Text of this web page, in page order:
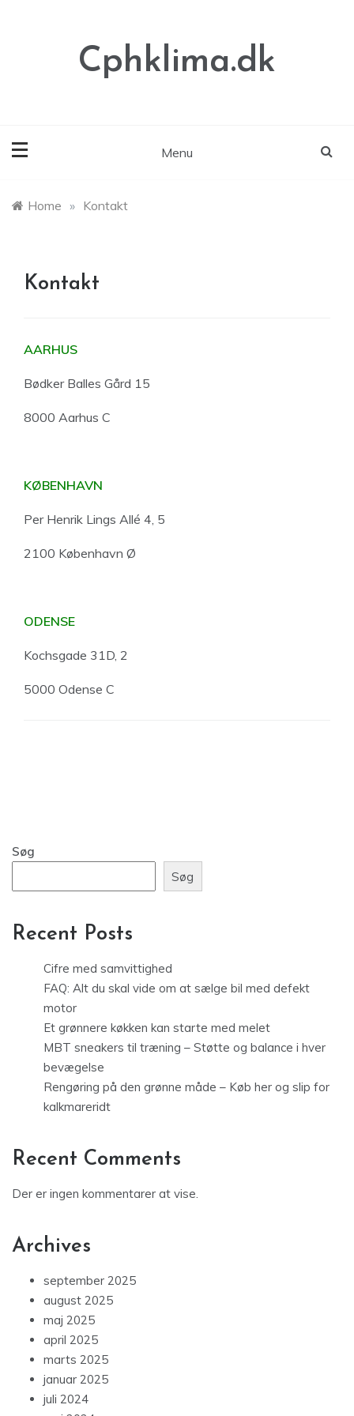
Cphklima.dk
Menu
Home » Kontakt
Kontakt
AARHUS
Bødker Balles Gård 15
8000 Aarhus C
KØBENHAVN
Per Henrik Lings Allé 4, 5
2100 København Ø
ODENSE
Kochsgade 31D, 2
5000 Odense C
Søg
Søg
Recent Posts
Cifre med samvittighed
FAQ: Alt du skal vide om at sælge bil med defekt
motor
Et grønnere køkken kan starte med melet
MBT sneakers til træning – Støtte og balance i hver
bevægelse
Rengøring på den grønne måde – Køb her og slip for
kalkmareridt
Recent Comments
Der er ingen kommentarer at vise.
Archives
september 2025
august 2025
maj 2025
april 2025
marts 2025
januar 2025
juli 2024